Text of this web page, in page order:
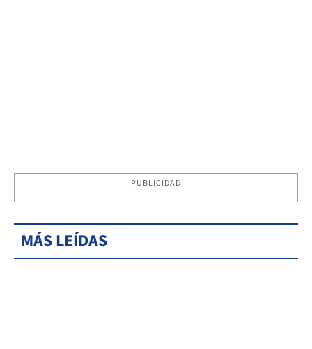
PUBLICIDAD
MÁS LEÍDAS